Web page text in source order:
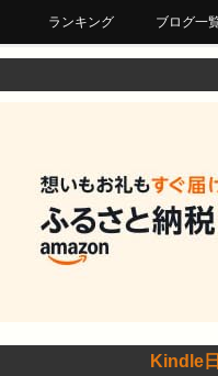
ランキング ブログ一
Kindle